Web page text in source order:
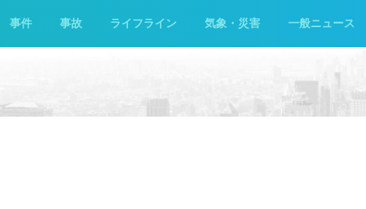
事件 事故 ライフライン 気象・災害 一般ニュース